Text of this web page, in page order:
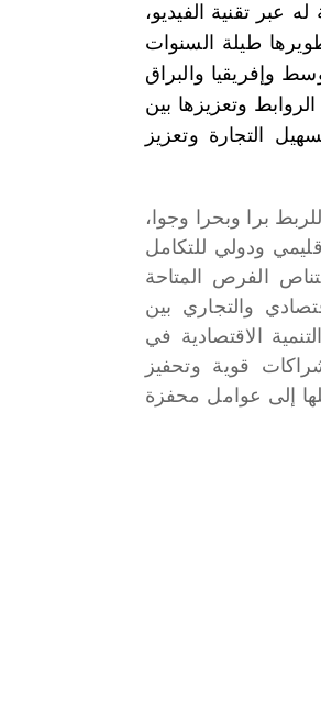
عبر تقنية الفيديو،
طيلة السنوات
وإفريقيا والبراق
وتعزيزها بين
التجارة وتعزيز
برا وبحرا وجوا،
ودولي للتكامل
الفرص المتاحة
والتجاري بين
الاقتصادية في
قوية وتحفيز
إلى عوامل محفزة